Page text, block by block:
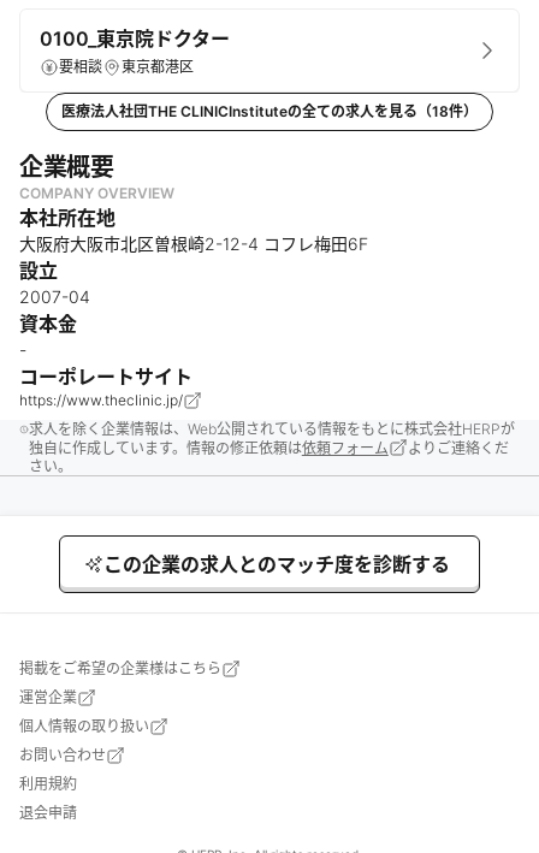
12,400症例の実績
医師向けの技術指導セミナーを定期的に開催し、脂肪吸引・注
入技術の普及にも取り組む国内唯一の技術指導機関（492名のド
クターが参加）
0100_東京院ドクター
要相談 東京都港区
医療法人社団THE CLINICInstituteの全ての求人を見る（18件）
企業概要
COMPANY OVERVIEW
本社所在地
大阪府大阪市北区曽根崎2-12-4 コフレ梅田6F
設立
2007-04
資本金
-
コーポレートサイト
https://www.theclinic.jp/
求人を除く企業情報は、Web公開されている情報をもとに株式会社HERPが
独自に作成しています。情報の修正依頼は依頼フォーム
よりご連絡くだ
さい。
この企業の求人とのマッチ度を診断する
掲載をご希望の企業様はこちら
運営企業
個人情報の取り扱い
お問い合わせ
利用規約
退会申請